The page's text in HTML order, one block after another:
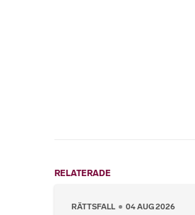
RELATERADE
RÄTTSFALL 04 AUG 2026